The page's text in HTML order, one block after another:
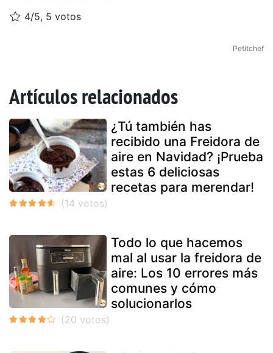
4/5, 5 votos
Petitchef
Artículos relacionados
¿Tú también has
recibido una Freidora de
aire en Navidad? ¡Prueba
estas 6 deliciosas
recetas para merendar!
Todo lo que hacemos
mal al usar la freidora de
aire: Los 10 errores más
comunes y cómo
solucionarlos